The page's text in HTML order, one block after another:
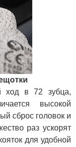
ход в 72 зубца,
высокой
сброс головок и
раз ускорят
для удобной